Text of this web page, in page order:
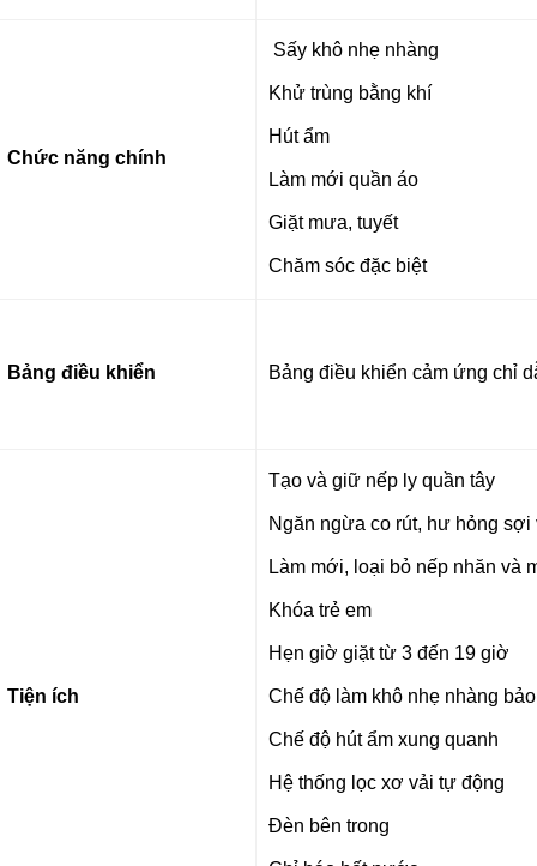
Chức năng chính
Sấy khô nhẹ nhàng
Khử trùng bằng khí
Hút ẩm
Làm mới quần áo
Giặt mưa, tuyết
Chăm sóc đặc biệt
Bảng điều khiển Bảng điều khiển cảm ứng chỉ
Tiện ích
Tạo và giữ nếp ly quần tây
Ngăn ngừa co rút, hư hỏng sợi
Làm mới, loại bỏ nếp nhăn và
Khóa trẻ em
Hẹn giờ giặt từ 3 đến 19 giờ
Chế độ làm khô nhẹ nhàng
Chế độ hút ẩm xung quanh
Hệ thống lọc xơ vải tự động
Đèn bên trong